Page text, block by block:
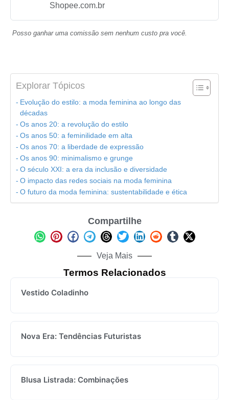
Shopee.com.br
Posso ganhar uma comissão sem nenhum custo pra você.
Explorar Tópicos
Evolução do estilo: a moda feminina ao longo das
décadas
Os anos 20: a revolução do estilo
Os anos 50: a feminilidade em alta
Os anos 70: a liberdade de expressão
Os anos 90: minimalismo e grunge
O século XXI: a era da inclusão e diversidade
O impacto das redes sociais na moda feminina
O futuro da moda feminina: sustentabilidade e ética
Compartilhe
Veja Mais
Termos Relacionados
Vestido Coladinho
Nova Era: Tendências Futuristas
Blusa Listrada: Combinações